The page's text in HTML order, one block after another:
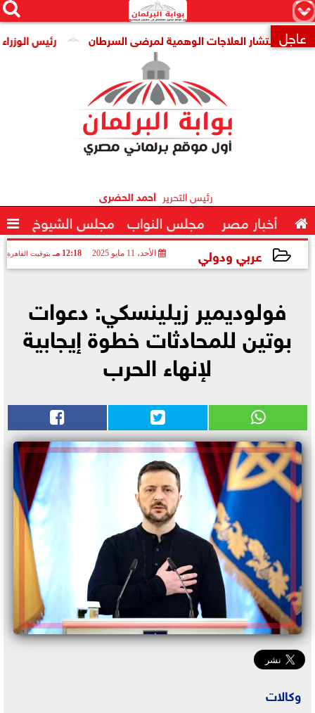
×


 عاجل رئيس الوزراء انتشار العلاجات الوهمية لمرضى السرطان
رئيس التحرير أحمد الحضرى
 أخبار مصر مجلس النواب مجلس الشيوخ 
عربي ودولي الأحد، 11 مايو 2025 12:18 مـ بتوقيت القاهرة
فولوديمير زيلينسكي: دعوات
بوتين للمحادثات خطوة إيجابية
لإنهاء الحرب
وكالات